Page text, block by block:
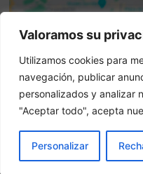
Valoramos su
Utilizamos cookies para
navegación, publicar
personalizados y analizar
"Aceptar todo", acepta
Personalizar
Aviso: Esta no es una
información del hotel
¿Eres el propietario
Otros